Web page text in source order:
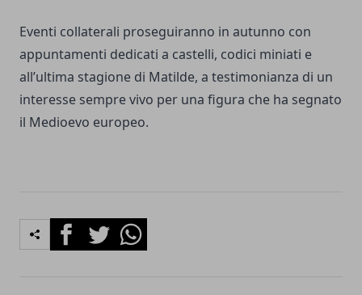
Eventi collaterali proseguiranno in autunno con
appuntamenti dedicati a castelli, codici miniati e
all’ultima stagione di Matilde, a testimonianza di un
interesse sempre vivo per una figura che ha segnato
il Medioevo europeo.
FacebookTwitterWhatsapp